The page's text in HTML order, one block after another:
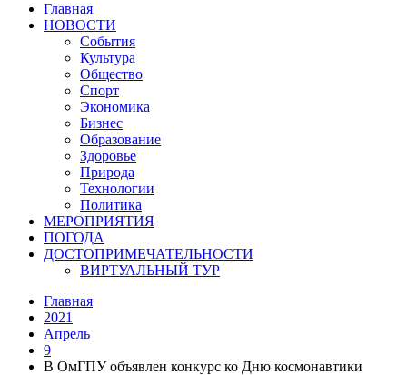
Главная
НОВОСТИ
События
Культура
Общество
Спорт
Экономика
Бизнес
Образование
Здоровье
Природа
Технологии
Политика
МЕРОПРИЯТИЯ
ПОГОДА
ДОСТОПРИМЕЧАТЕЛЬНОСТИ
ВИРТУАЛЬНЫЙ ТУР
Главная
2021
Апрель
9
В ОмГПУ объявлен конкурс ко Дню космонавтики